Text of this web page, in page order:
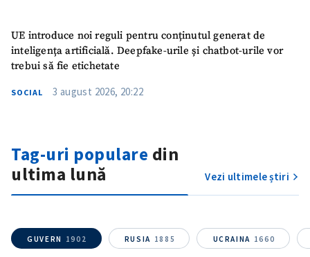
UE introduce noi reguli pentru conținutul generat de
inteligența artificială. Deepfake-urile și chatbot-urile vor
trebui să fie etichetate
SOCIAL 3 august 2026, 20:22
Tag-uri populare din
ultima lună
Vezi ultimele știri
GUVERN 1902 RUSIA 1885 UCRAINA 1660